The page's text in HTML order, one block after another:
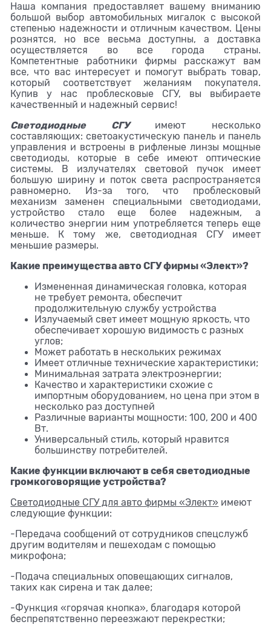
Наша компания предоставляет вашему вниманию
большой выбор автомобильных мигалок с высокой
степенью надежности и отличным качеством. Цены
рознятся, но все весьма доступны, а доставка
осуществляется во все города страны.
Компетентные работники фирмы расскажут вам
все, что вас интересует и помогут выбрать товар,
который соответствует желаниям покупателя.
Купив у нас проблесковые СГУ, вы выбираете
качественный и надежный сервис!
Светодиодные СГУимеют несколько
составляющих: светоакустическую панель и панель
управления и встроены в рифленые линзы мощные
светодиоды, которые в себе имеют оптические
системы. В излучателях световой пучок имеет
большую ширину и поток света распространяется
равномерно. Из-за того, что проблесковый
механизм заменен специальными светодиодами,
устройство стало еще более надежным, а
количество энергии ним употребляется теперь еще
меньше. К тому же, светодиодная СГУ имеет
меньшие размеры.
Какие преимущества авто СГУ фирмы «Элект»?
Измененная динамическая головка, которая
не требует ремонта, обеспечит
продолжительную службу устройства
Излучаемый свет имеет мощную яркость, что
обеспечивает хорошую видимость с разных
углов;
Может работать в нескольких режимах
Имеет отличные технические характеристики;
Минимальная затрата электроэнергии;
Качество и характеристики схожие с
импортным оборудованием, но цена при этом в
несколько раз доступней
Различные варианты мощности: 100, 200 и 400
Вт.
Универсальный стиль, который нравится
большинству потребителей.
Какие функции включают в себя светодиодные
громкоговорящие устройства?
Светодиодные СГУ для авто фирмы «Элект» имеют
следующие функции:
-Передача сообщений от сотрудников спецслужб
другим водителям и пешеходам с помощью
микрофона;
-Подача специальных оповещающих сигналов,
таких как сирена и так далее;
-Функция «горячая кнопка», благодаря которой
беспрепятственно переезжают перекрестки;